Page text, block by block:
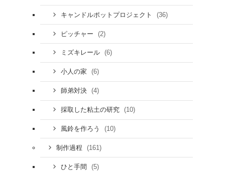
キャンドルポットプロジェクト (36)
ピッチャー (2)
ミズキレール (6)
小人の家 (6)
師弟対決 (4)
採取した粘土の研究 (10)
風鈴を作ろう (10)
制作過程 (161)
ひと手間 (5)